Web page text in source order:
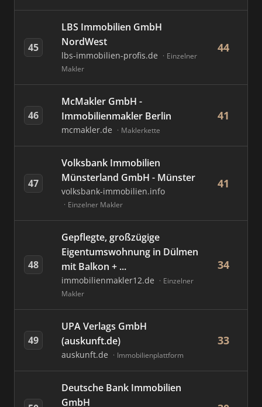
45
LBS Immobilien GmbH
NordWest
lbs-immobilien-profis.de
Einzelner
Makler
44
46
McMakler GmbH -
Immobilienmakler Berlin
mcmakler.de Maklerkette
41
47
Volksbank Immobilien
Münsterland GmbH - Münster
volksbank-immobilien.info
Einzelner Makler
41
48
Gepflegte, großzügige
Eigentumswohnung in Dülmen
mit Balkon + ...
immobilienmakler12.de
Einzelner
Makler
34
49
UPA Verlags GmbH
(auskunft.de)
auskunft.de Immobilienplattform
33
Deutsche Bank Immobilien
GmbH